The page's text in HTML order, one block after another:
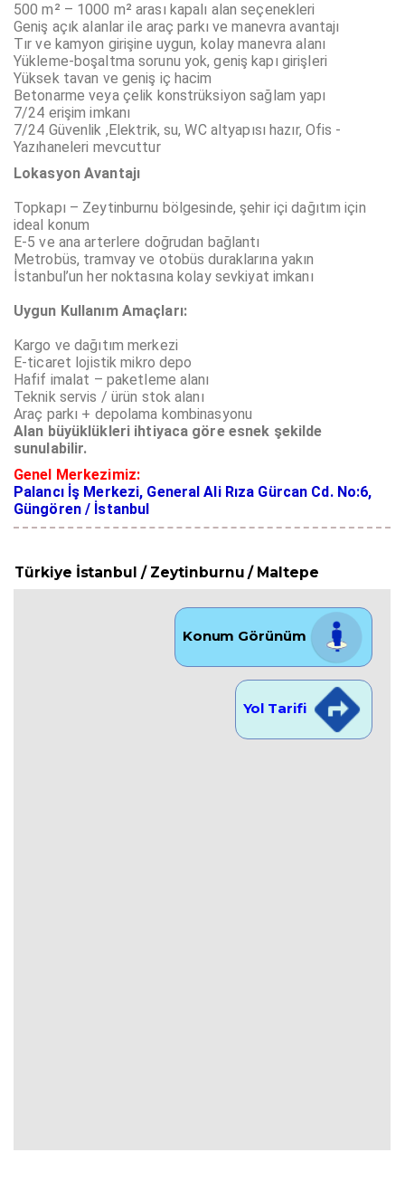
500 m² – 1000 m² arası kapalı alan seçenekleri
Geniş açık alanlar ile araç parkı ve manevra avantajı
Tır ve kamyon girişine uygun, kolay manevra alanı
Yükleme-boşaltma sorunu yok, geniş kapı girişleri
Yüksek tavan ve geniş iç hacim
Betonarme veya çelik konstrüksiyon sağlam yapı
7/24 erişim imkanı
7/24 Güvenlik ,Elektrik, su, WC altyapısı hazır, Ofis -
Yazıhaneleri mevcuttur
Lokasyon Avantajı
Topkapı – Zeytinburnu bölgesinde, şehir içi dağıtım için
ideal konum
E-5 ve ana arterlere doğrudan bağlantı
Metrobüs, tramvay ve otobüs duraklarına yakın
İstanbul’un her noktasına kolay sevkiyat imkanı
Uygun Kullanım Amaçları:
Kargo ve dağıtım merkezi
E-ticaret lojistik mikro depo
Hafif imalat – paketleme alanı
Teknik servis / ürün stok alanı
Araç parkı + depolama kombinasyonu
Alan büyüklükleri ihtiyaca göre esnek şekilde
sunulabilir.
Genel Merkezimiz:
Palancı İş Merkezi, General Ali Rıza Gürcan Cd. No:6,
Güngören / İstanbul
Türkiye İstanbul / Zeytinburnu / Maltepe
Konum Görünüm
Yol Tarifi